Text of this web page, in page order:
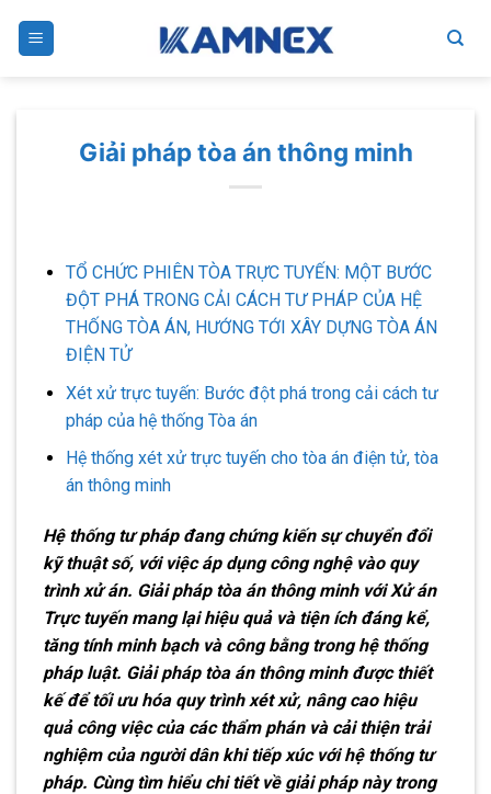
Giải pháp tòa án thông minh
TỔ CHỨC PHIÊN TÒA TRỰC TUYẾN: MỘT BƯỚC
ĐỘT PHÁ TRONG CẢI CÁCH TƯ PHÁP CỦA HỆ
THỐNG TÒA ÁN, HƯỚNG TỚI XÂY DỰNG TÒA ÁN
ĐIỆN TỬ
Xét xử trực tuyến: Bước đột phá trong cải cách tư
pháp của hệ thống Tòa án
Hệ thống xét xử trực tuyến cho tòa án điện tử, tòa
án thông minh
Hệ thống tư pháp đang chứng kiến sự chuyển đổi
kỹ thuật số, với việc áp dụng công nghệ vào quy
trình xử án. Giải pháp tòa án thông minh với Xử án
Trực tuyến mang lại hiệu quả và tiện ích đáng kể,
tăng tính minh bạch và công bằng trong hệ thống
pháp luật. Giải pháp tòa án thông minh được thiết
kế để tối ưu hóa quy trình xét xử, nâng cao hiệu
quả công việc của các thẩm phán và cải thiện trải
nghiệm của người dân khi tiếp xúc với hệ thống tư
pháp. Cùng tìm hiểu chi tiết về giải pháp này trong